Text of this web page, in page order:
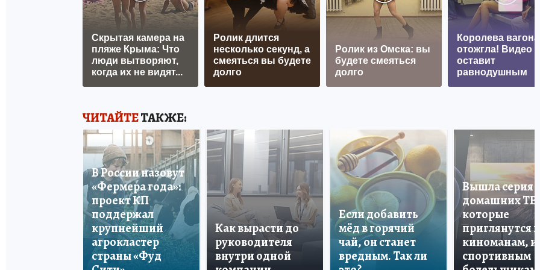
Скрытая камера на
пляже Крыма: Что
люди вытворяют,
когда их не видят...
Ролик длится
несколько секунд, а
смеяться вы будете
долго
Ролик из Омска: вы
будете смеяться
долго
Королева вагона
отожгла! Видео
оставит
равнодушным
ЧИТАЙТЕТАКЖЕ:
В России назовут
«Фермера года»:
проект КП
поддержал
крупнейший
агрокластер
страны «Фуд
Как вырасти до
руководителя
внутри одной
Если добавить
мёд в горячий
чай, он станет
вредным. Так ли
Вышла серия
домашних ТВ,
которые
приглянутся и
киноманам, и
спортивным